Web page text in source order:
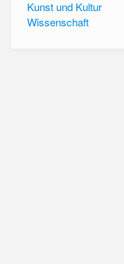
Kunst und Kultur
Wissenschaft